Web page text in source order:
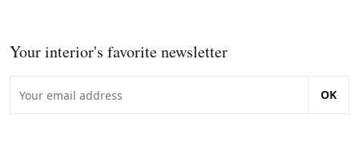
Your interior's favorite newsletter
OK